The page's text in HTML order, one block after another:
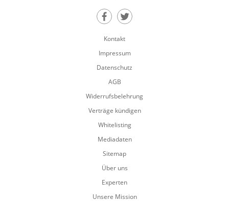
Teilen auf Facebook
Teilen auf Twitter
Kontakt
Impressum
Datenschutz
AGB
Widerrufsbelehrung
Verträge kündigen
Whitelisting
Mediadaten
Sitemap
Über uns
Experten
Unsere Mission